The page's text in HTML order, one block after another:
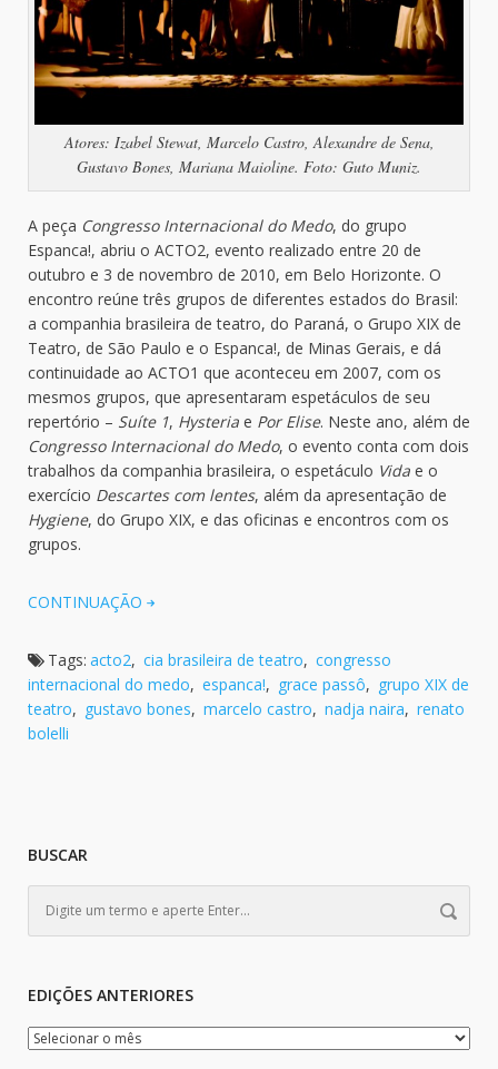
Atores: Izabel Stewat, Marcelo Castro, Alexandre de Sena,
Gustavo Bones, Mariana Maioline. Foto: Guto Muniz.
A peça Congresso Internacional do Medo, do grupo
Espanca!, abriu o ACTO2, evento realizado entre 20 de
outubro e 3 de novembro de 2010, em Belo Horizonte. O
encontro reúne três grupos de diferentes estados do Brasil:
a companhia brasileira de teatro, do Paraná, o Grupo XIX de
Teatro, de São Paulo e o Espanca!, de Minas Gerais, e dá
continuidade ao ACTO1 que aconteceu em 2007, com os
mesmos grupos, que apresentaram espetáculos de seu
repertório – Suíte 1, Hysteria e Por Elise. Neste ano, além de
Congresso Internacional do Medo, o evento conta com dois
trabalhos da companhia brasileira, o espetáculo Vida e o
exercício Descartes com lentes, além da apresentação de
Hygiene, do Grupo XIX, e das oficinas e encontros com os
grupos.
CONTINUAÇÃO
Tags: acto2, cia brasileira de teatro, congresso
internacional do medo, espanca!, grace passô, grupo XIX de
teatro, gustavo bones, marcelo castro, nadja naira, renato
bolelli
BUSCAR
EDIÇÕES ANTERIORES